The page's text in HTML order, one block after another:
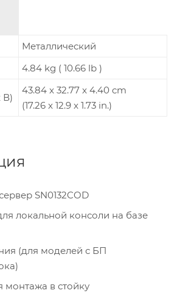
Металлический
4.84 kg ( 10.66 lb )
В)
43.84 x 32.77 x 4.40 cm
(17.26 x 12.9 x 1.73 in.)
SN0132COD
локальной консоли на базе
(для моделей с БП
монтажа в стойку